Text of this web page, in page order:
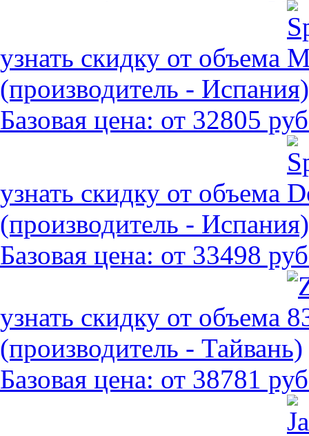
узнать скидку от объема
(производитель - Испания)
Базовая цена: от 32805
узнать скидку от объема
(производитель - Испания)
Базовая цена: от 33498
узнать скидку от объема
(производитель - Тайвань)
Базовая цена: от 38781